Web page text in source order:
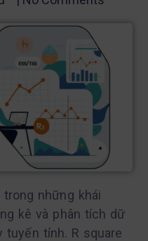
những khái
kê và phân tích dữ
tính. R square